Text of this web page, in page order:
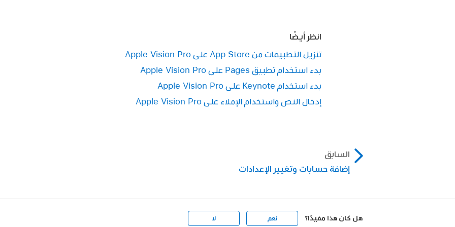
انظر أيضًا
تنزيل التطبيقات من App Store على Apple Vision Pro
بدء استخدام تطبيق Pages على Apple Vision Pro
بدء استخدام Keynote على Apple Vision Pro
إدخال النص واستخدام الإملاء على Apple Vision Pro
السابق
إضافة حسابات وتغيير الإعدادات
هل كان هذا مفيدًا؟ نعم لا